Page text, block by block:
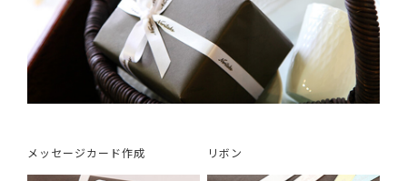
メッセージカード作成 リボン